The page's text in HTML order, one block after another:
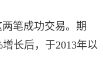
笔成功交易。期
长后，于2013年以